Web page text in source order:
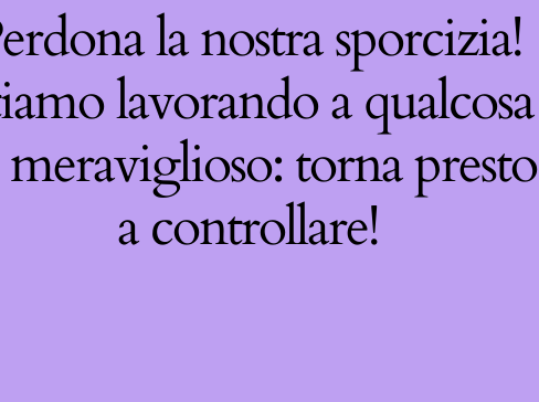
la nostra sporcizia!
lavorando a qualcosa
torna presto
a controllare!